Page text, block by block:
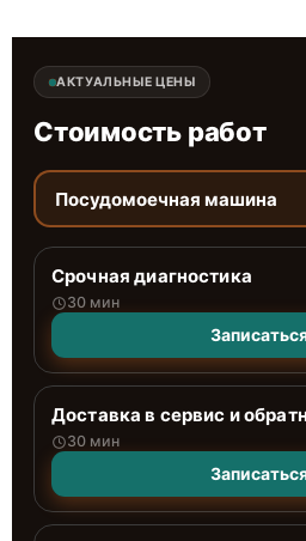
АКТУАЛЬНЫЕ ЦЕНЫ
Стоимость работ
Посудомоечная машина
Срочная диагностика
30 мин
Доставка в сервис и
30 мин